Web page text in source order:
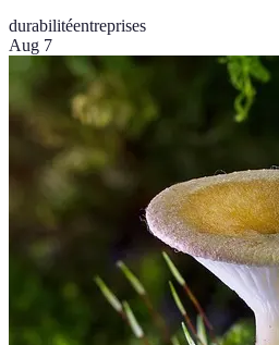
durabilitéentreprises
Aug 7